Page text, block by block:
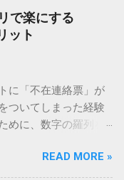
いことも少なくあり
わずに、特定のコー
特殊記号を呼び出す
解説します。 この
も旧字・外字が出て
で出てこない漢字が
ンが文字を認識する
第1水準」「第2水
で楽にする
ット
に「不在連絡票」が
ついてしまった経験
めに、数字の羅列を
あるかもしれませ
ングで受け取りた
READ MORE »